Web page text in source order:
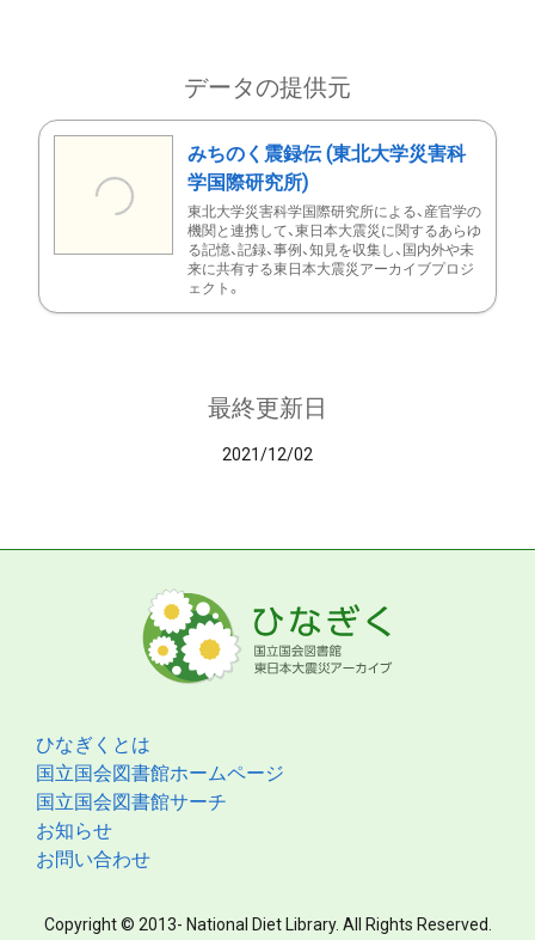
データの提供元
みちのく震録伝 (東北大学災害科
学国際研究所)
東北大学災害科学国際研究所による、産官学の
機関と連携して、東日本大震災に関するあらゆ
る記憶、記録、事例、知見を収集し、国内外や未
来に共有する東日本大震災アーカイブプロジ
ェクト。
最終更新日
2021/12/02
ひなぎくとは
国立国会図書館ホームページ
国立国会図書館サーチ
お知らせ
お問い合わせ
Copyright © 2013- National Diet Library. All Rights Reserved.